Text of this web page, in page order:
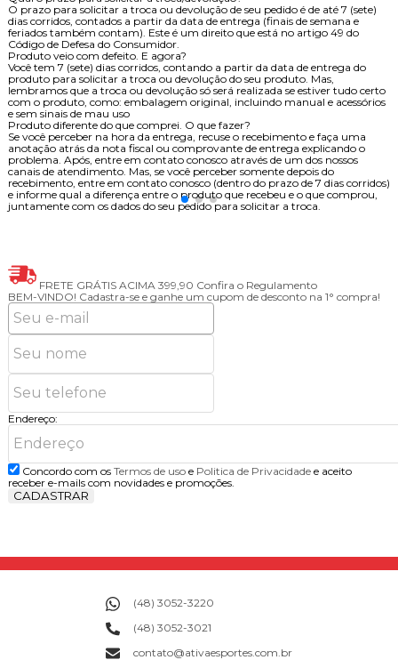
O prazo para solicitar a troca ou devolução de seu pedido é de até 7 (sete)
dias corridos, contados a partir da data de entrega (finais de semana e
feriados também contam). Este é um direito que está no artigo 49 do
Código de Defesa do Consumidor.
Produto veio com defeito. E agora?
Você tem 7 (sete) dias corridos, contando a partir da data de entrega do
produto para solicitar a troca ou devolução do seu produto. Mas,
lembramos que a troca ou devolução só será realizada se estiver tudo certo
com o produto, como: embalagem original, incluindo manual e acessórios
e sem sinais de mau uso
Produto diferente do que comprei. O que fazer?
Se você perceber na hora da entrega, recuse o recebimento e faça uma
anotação atrás da nota fiscal ou comprovante de entrega explicando o
problema. Após, entre em contato conosco através de um dos nossos
canais de atendimento. Mas, se você perceber somente depois do
recebimento, entre em contato conosco (dentro do prazo de 7 dias corridos)
e informe qual a diferença entre o produto que recebeu e o que comprou,
juntamente com os dados do seu pedido para solicitar a troca.
FRETE GRÁTIS ACIMA 399,90 Confira o Regulamento
BEM-VINDO! Cadastra-se e ganhe um cupom de desconto na 1° compra!
Endereço:
Concordo com os Termos de usoe Politica de Privacidadee aceito
receber e-mails com novidades e promoções.
CADASTRAR
(48) 3052-3220
(48) 3052-3021
contato@ativaesportes.com.br